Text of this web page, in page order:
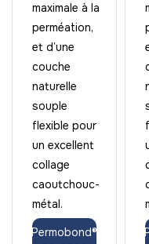
maximale à la
perméation,
et d’une
couche
naturelle
souple
flexible pour
un excellent
collage
caoutchouc-
métal.
Permobond®